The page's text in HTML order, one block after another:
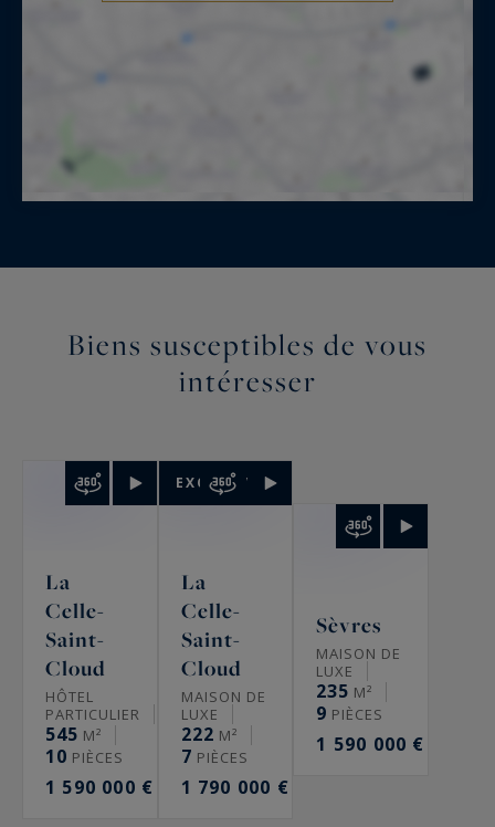
Biens susceptibles de vous
intéresser
La
Celle-
Saint-
Cloud
HÔTEL
PARTICULIER
545 M²
10 PIÈCES
1 590 000 €
EXCLUSIVITÉ
La
Celle-
Saint-
Cloud
MAISON DE
LUXE
222 M²
7 PIÈCES
1 790 000 €
Sèvres
MAISON DE
LUXE
235 M²
9 PIÈCES
1 590 000 €